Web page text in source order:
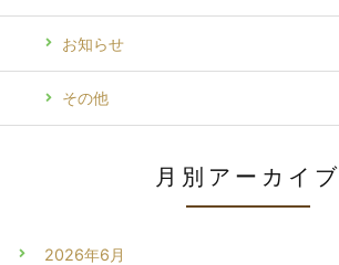
お知らせ
その他
月別アーカイブ
2026年6月